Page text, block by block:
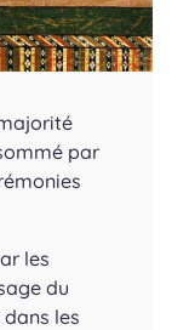
par
les
du
les